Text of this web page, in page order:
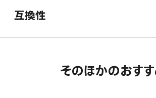
互換性
そのほかのおす